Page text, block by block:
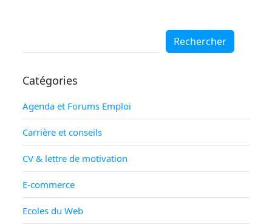
Rechercher
Catégories
Agenda et Forums Emploi
Carrière et conseils
CV & lettre de motivation
E-commerce
Ecoles du Web